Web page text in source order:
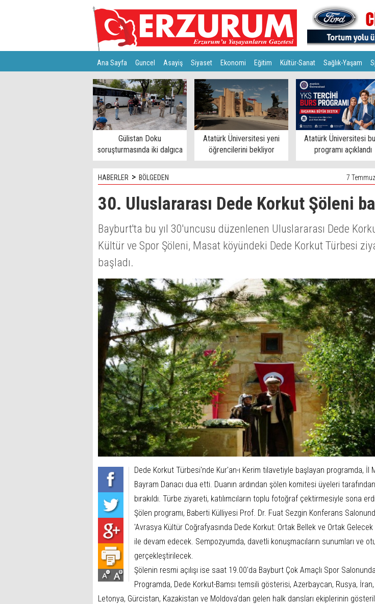
Ana Sayfa Guncel Asayiş Siyaset Ekonomi Eğitim Kültür-Sanat Sağlık-Yaşam
Türkiye Teknoloji
Gülistan Doku
soruşturmasında iki dalgıca
tutuklama
Atatürk Üniversitesi yeni
öğrencilerini bekliyor
Atatürk Üniversitesi
programı açıklandı
HABERLER > BÖLGEDEN 7
30. Uluslararası Dede Korkut Şöleni
Bayburt'ta bu yıl 30'uncusu düzenlenen Uluslararası Dede
Kültür ve Spor Şöleni, Masat köyündeki Dede Korkut Türbesi
başladı.
Dede Korkut Türbesi'nde Kur'an-ı Kerim tilavetiyle başlayan programda, İl
Bayram Danacı dua etti. Duanın ardından şölen komitesi üyeleri
bırakıldı. Türbe ziyareti, katılımcıların toplu fotoğraf çektirmesiyle sona
Şölen programı, Baberti Külliyesi Prof. Dr. Fuat Sezgin Konferans
'Avrasya Kültür Coğrafyasında Dede Korkut: Ortak Bellek ve Ortak
ile devam edecek. Sempozyumda, davetli konuşmacıların sunumları ve
gerçekleştirilecek.
Şölenin resmi açılışı ise saat 19.00'da Bayburt Çok Amaçlı Spor
Programda, Dede Korkut-Bamsı temsili gösterisi, Azerbaycan, Rusya, İran,
Letonya, Gürcistan, Kazakistan ve Moldova'dan gelen halk dansları ekiplerinin